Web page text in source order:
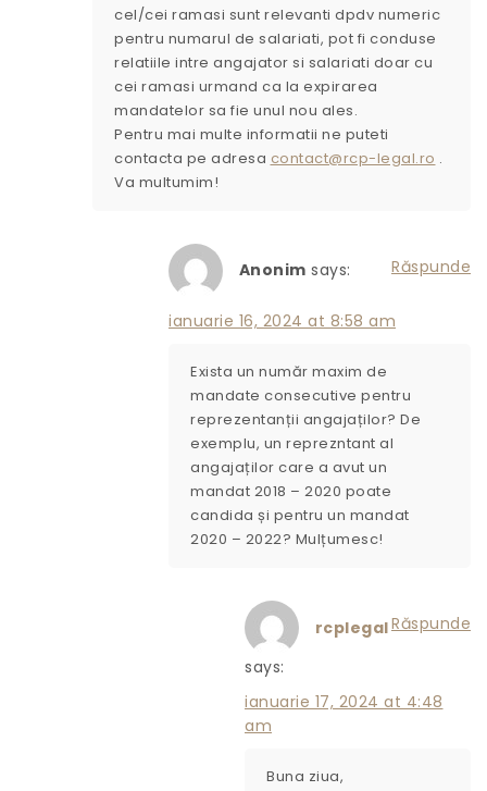
cel/cei ramasi sunt relevanti dpdv numeric
pentru numarul de salariati, pot fi conduse
relatiile intre angajator si salariati doar cu
cei ramasi urmand ca la expirarea
mandatelor sa fie unul nou ales.
Pentru mai multe informatii ne puteti
contacta pe adresa contact@rcp-legal.ro .
Va multumim!
Răspunde
Anonim says:
ianuarie 16, 2024 at 8:58 am
Exista un număr maxim de
mandate consecutive pentru
reprezentanții angajaților? De
exemplu, un reprezntant al
angajaților care a avut un
mandat 2018 – 2020 poate
candida și pentru un mandat
2020 – 2022? Mulțumesc!
Răspunde
rcplegal
says:
ianuarie 17, 2024 at 4:48
am
Buna ziua,